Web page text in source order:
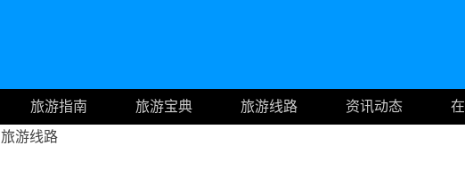
旅游指南 旅游宝典 旅游线路 资讯动态
旅游线路